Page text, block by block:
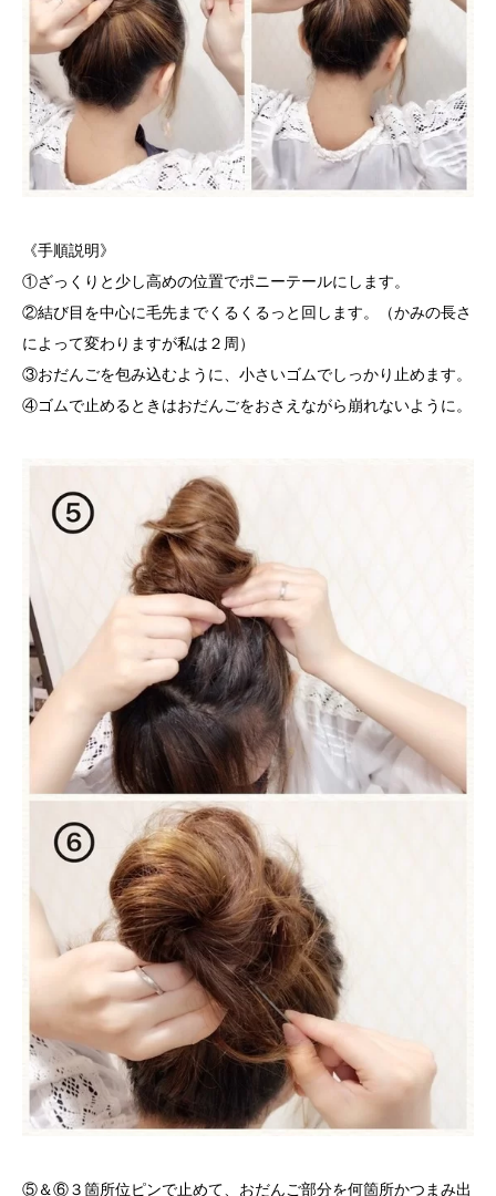
《手順説明》
①ざっくりと少し高めの位置でポニーテールにします。
②結び目を中心に毛先までくるくるっと回します。（かみの長さ
によって変わりますが私は２周）
③おだんごを包み込むように、小さいゴムでしっかり止めます。
④ゴムで止めるときはおだんごをおさえながら崩れないように。
⑤＆⑥３箇所位ピンで止めて、おだんご部分を何箇所かつまみ出